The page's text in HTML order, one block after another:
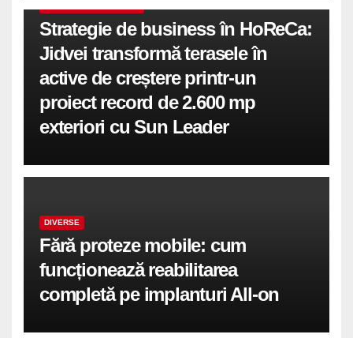
Strategie de business în HoReCa:
Jidvei transformă terasele în
active de creștere printr-un
proiect record de 2.600 mp
exteriori cu Sun Leader
DIVERSE
Fără proteze mobile: cum
funcționează reabilitarea
completă pe implanturi All-on